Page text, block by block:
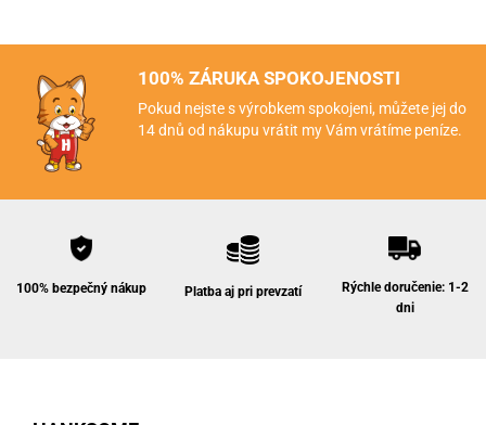
100% ZÁRUKA SPOKOJENOSTI
Pokud nejste s výrobkem spokojeni, můžete jej do
14 dnů od nákupu vrátit my Vám vrátíme peníze.
100% bezpečný nákup Platba aj pri prevzatí
Rýchle doručenie: 1-2
dni